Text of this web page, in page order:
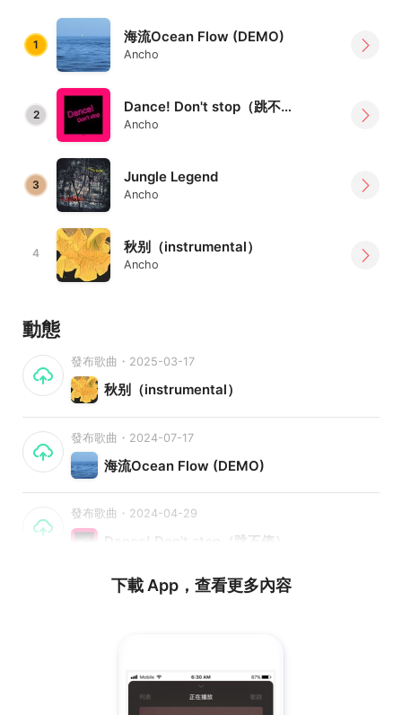
1 海流Ocean Flow (DEMO)
Ancho
2 Dance! Don't stop（跳不停）
Ancho
3 Jungle Legend
Ancho
4 秋别（instrumental）
Ancho
動態
發布歌曲・2025-03-17
秋别（instrumental）
發布歌曲・2024-07-17
海流Ocean Flow (DEMO)
發布歌曲・2024-04-29
Dance! Don't stop（跳不停）
下載 App，查看更多內容